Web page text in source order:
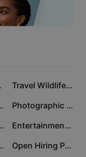
スタイルの可
ィブを手に入れま
Travel Wildlife Activities Minimalist
Post
Photographic Journey Youtube Thumbnail
Entertainment Club Recruitment business
POST
Open Hiring Poster Instagram Story